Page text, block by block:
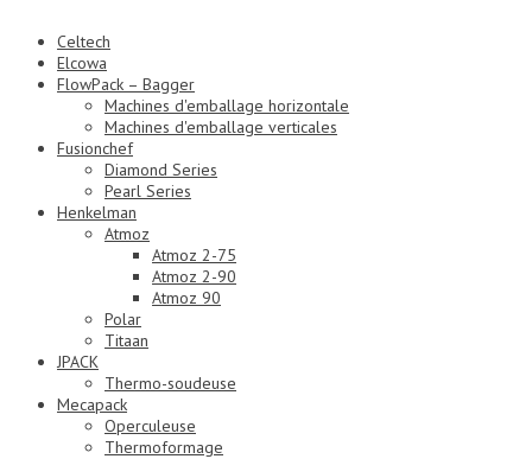
Celtech
Elcowa
FlowPack – Bagger
Machines d'emballage horizontale
Machines d'emballage verticales
Fusionchef
Diamond Series
Pearl Series
Henkelman
Atmoz
Atmoz 2-75
Atmoz 2-90
Atmoz 90
Polar
Titaan
JPACK
Thermo-soudeuse
Mecapack
Operculeuse
Thermoformage